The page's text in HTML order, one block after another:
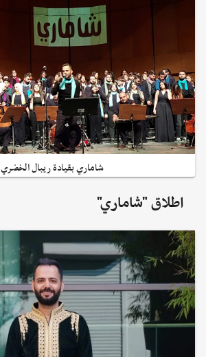
شاماري بقيادة ريبال الخضري
اطلاق "شاماري"